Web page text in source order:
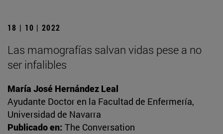
18 | 10 | 2022
Las mamografías salvan vidas pese a no
ser infalibles
María José Hernández Leal
Ayudante Doctor en la Facultad de Enfermería,
Universidad de Navarra
Publicado en: The Conversation